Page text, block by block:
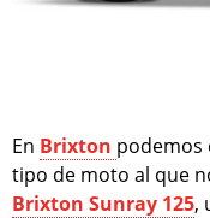
En Brixton podemos
tipo de moto al que
Brixton Sunray 125,